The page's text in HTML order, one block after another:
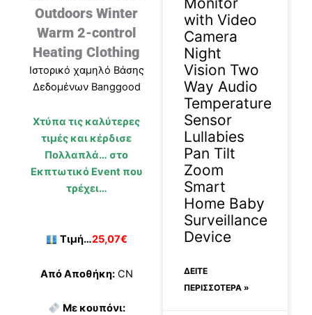
Outdoors Winter
Warm 2-control
Heating Clothing
Ιστορικό χαμηλό Βάσης
Δεδομένων Banggood
Χτύπα τις καλύτερες
τιμές και κέρδισε
Πολλαπλά… στο
Εκπτωτικό Event που
τρέχει…
Τιμή…25,07€
Από Αποθήκη:CN
Με κουπόνι:
with Video
Camera
Night
Vision Two
Way Audio
Temperature
Sensor
Lullabies
Pan Tilt
Zoom
Smart
Home Baby
Surveillance
Device
ΔΕΊΤΕ
ΠΕΡΙΣΣΟΤΕΡΑ »